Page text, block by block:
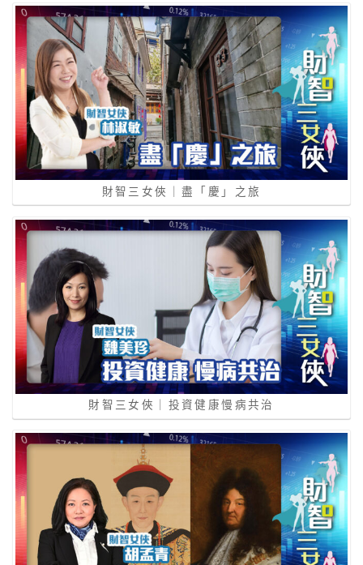
財智三女俠｜盡「慶」之旅
財智三女俠｜投資健康慢病共治